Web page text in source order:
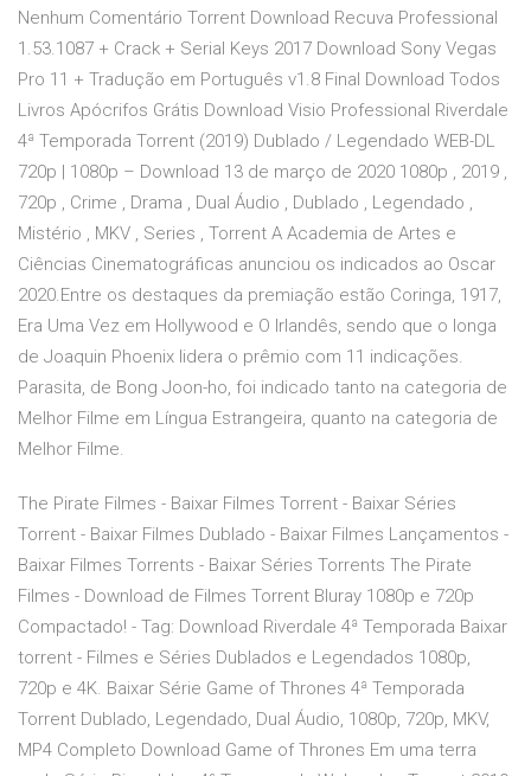
Nenhum Comentário Torrent Download Recuva Professional
1.53.1087 + Crack + Serial Keys 2017 Download Sony Vegas
Pro 11 + Tradução em Português v1.8 Final Download Todos
Livros Apócrifos Grátis Download Visio Professional Riverdale
4ª Temporada Torrent (2019) Dublado / Legendado WEB-DL
720p | 1080p – Download 13 de março de 2020 1080p , 2019 ,
720p , Crime , Drama , Dual Áudio , Dublado , Legendado ,
Mistério , MKV , Series , Torrent A Academia de Artes e
Ciências Cinematográficas anunciou os indicados ao Oscar
2020.Entre os destaques da premiação estão Coringa, 1917,
Era Uma Vez em Hollywood e O Irlandês, sendo que o longa
de Joaquin Phoenix lidera o prêmio com 11 indicações.
Parasita, de Bong Joon-ho, foi indicado tanto na categoria de
Melhor Filme em Língua Estrangeira, quanto na categoria de
Melhor Filme.
The Pirate Filmes - Baixar Filmes Torrent - Baixar Séries
Torrent - Baixar Filmes Dublado - Baixar Filmes Lançamentos -
Baixar Filmes Torrents - Baixar Séries Torrents The Pirate
Filmes - Download de Filmes Torrent Bluray 1080p e 720p
Compactado! - Tag: Download Riverdale 4ª Temporada Baixar
torrent - Filmes e Séries Dublados e Legendados 1080p,
720p e 4K. Baixar Série Game of Thrones 4ª Temporada
Torrent Dublado, Legendado, Dual Áudio, 1080p, 720p, MKV,
MP4 Completo Download Game of Thrones Em uma terra